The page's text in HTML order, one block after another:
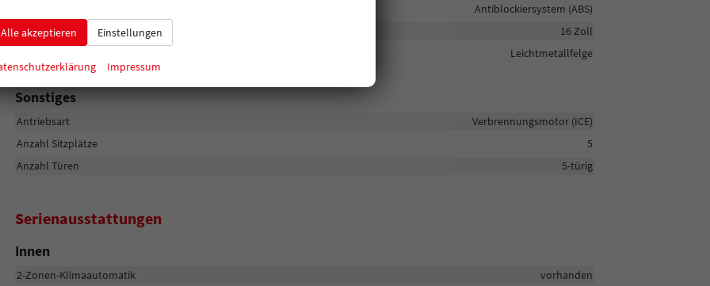
Antiblockiersystem (ABS)
Felgengröße
16 Zoll
Leichtmetallfelge
Sonstiges
Antriebsart
Verbrennungsmotor (ICE)
Anzahl Sitzplätze
5
Anzahl Türen
5-türig
Serienausstattungen
Innen
2-Zonen-Klimaautomatik
vorhanden
Alle akzeptieren Einstellungen
Impressum